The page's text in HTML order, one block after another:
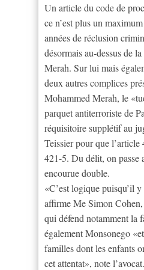
Un article du code de
ce n’est plus un
années de réclusion
désormais au-dessus de
Merah. Sur lui mais
deux autres complices
Mohammed Merah, le
parquet antiterroriste de
réquisitoire supplétif au
Teissier pour que l’article
421-5. Du délit, on passe
encourue double.
«C’est logique puisqu’il
affirme Me Simon
qui défend notamment la
également Monsonego
familles dont les enfants
cet attentat», note l’avocat.